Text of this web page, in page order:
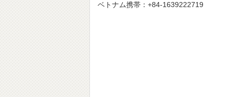
ベトナム携帯：+84-1639222719